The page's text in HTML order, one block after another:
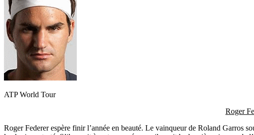
ATP World Tour
Roger
Roger Federer espère finir l’année en beauté. Le vainqueur de Roland Garros